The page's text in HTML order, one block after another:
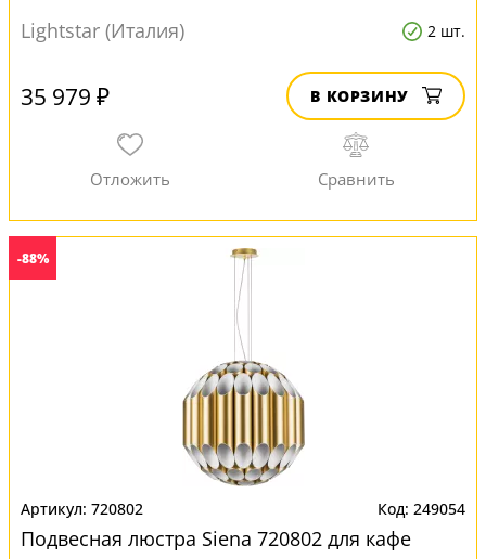
Lightstar (Италия) 2 шт.
35 979 ₽ В КОРЗИНУ
-88%
720802 249054
Подвесная люстра Siena 720802 для кафе